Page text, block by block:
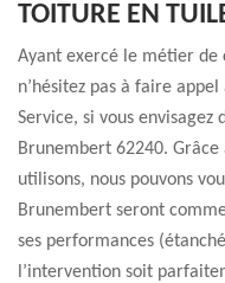
TOITURE EN
Ayant exercé le métier de
n’hésitez pas à faire
Service, si vous
Brunembert 62240.
utilisons, nous pouvons
Brunembert seront
ses performances
l’intervention soit